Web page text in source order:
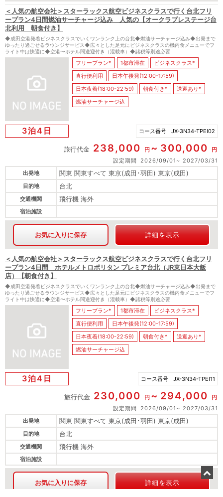
＜人気の航空会社＞スターラックス航空ビジネスクラスで行く台北フリ
ープラン4日間燃油サーチャージ込み 人気の【オークラプレステージ台
北利用 朝食付き】
◆成田空港発着ビジネスクラスでいくワンランク上の台北◆燃油サーチャージ込み◆出発まで
ゆったり過ごせるラウンジサービス◆広々とした足元にビジネスクラスの機内食メニューでフ
ライト中は快適に◆空港〜ホテル間送迎付き（混載車）◆諸税等別途必要
フリープラン* 1都市滞在
ビジネスクラス*
直行便利用
日本午後発(12:00-17:59)
日本夜着(18:00-22:59)
朝食付き*
送迎あり*
燃油サーチャージ込
3泊4日 コース番号 JX-3N34-TPEI02
旅行代金 238,000 円 300,000
円
設定期間
2026/09/01
2027/03/31
出発地
関東 関東すべて 東京(成田･羽田) 東京(成田)
目的地 台北
交通機関 飛行機 海外
宿泊施設
お気に入りに保存 詳細を表示
＜人気の航空会社＞スターラックス航空ビジネスクラスで行く台北フリ
ープラン4日間 ホテルメトロポリタン プレミア台北（JR東日本大飯
店）【朝食付き】
◆成田空港発着ビジネスクラスでいくワンランク上の台北◆燃油サーチャージ込み◆出発まで
ゆったり過ごせるラウンジサービス◆広々とした足元にビジネスクラスの機内食メニューでフ
ライト中は快適に◆空港〜ホテル間送迎付き（混載車）◆諸税等別途必要
フリープラン* 1都市滞在
ビジネスクラス*
直行便利用
日本午後発(12:00-17:59)
日本夜着(18:00-22:59)
朝食付き*
送迎あり*
燃油サーチャージ込
3泊4日 コース番号 JX-3N34-TPEI11
旅行代金 230,000 円 294,000
円
設定期間
2026/09/01
2027/03/31
出発地
関東 関東すべて 東京(成田･羽田) 東京(成田)
目的地 台北
交通機関 飛行機 海外
宿泊施設
お気に入りに保存 詳細を表示